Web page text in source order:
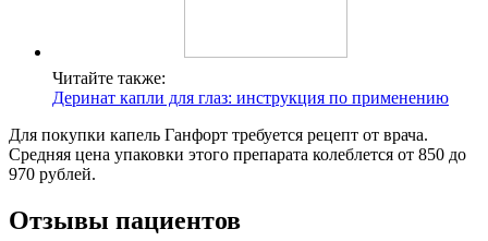
Читайте также:
Деринат капли для глаз: инструкция по применению
Для покупки капель Ганфорт требуется рецепт от врача.
Средняя цена упаковки этого препарата колеблется от 850 до
970 рублей.
Отзывы пациентов